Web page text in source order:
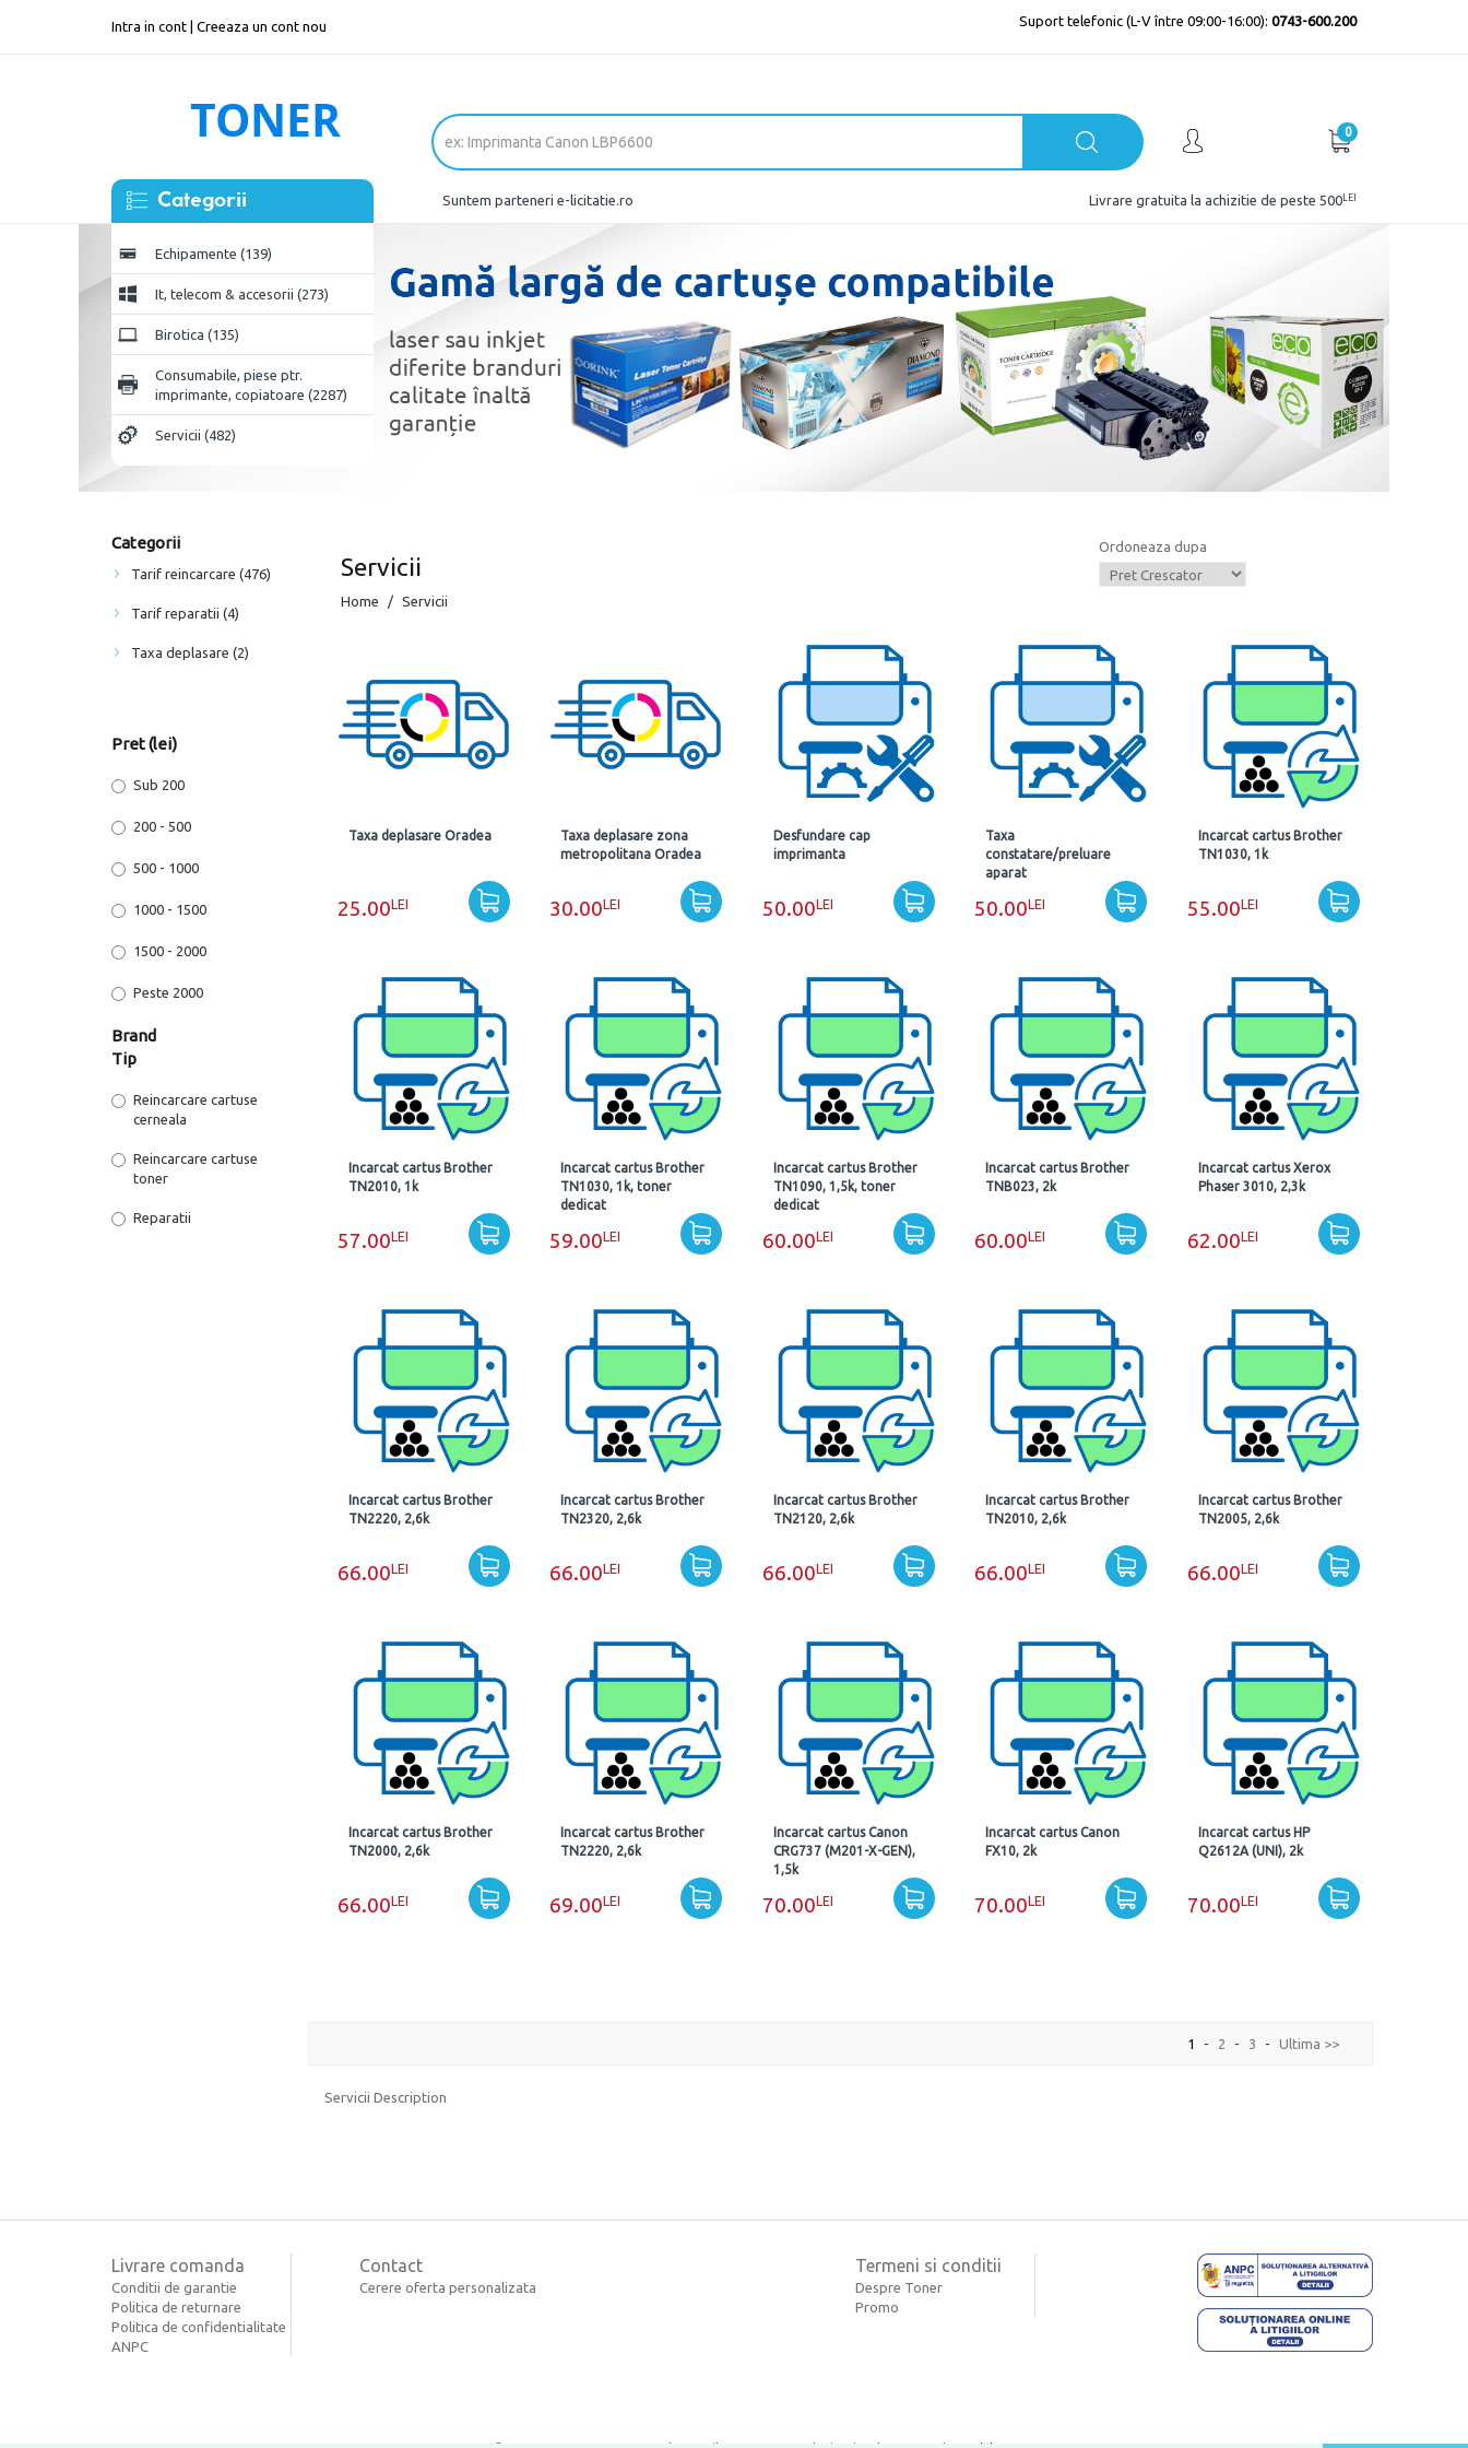
Intra in cont Creeaza un cont nou Suport telefonic (L-V între 09:00-16:00): 0743-600.200
0
Categorii
Echipamente (139)
It, telecom & accesorii (273)
Birotica (135)
Consumabile, piese ptr.
imprimante, copiatoare (2287)
Servicii (482)
Suntem parteneri e-licitatie.ro Livrare gratuita la achizitie de peste 500 LEI
Categorii
Tarif reincarcare (476)
Tarif reparatii (4)
Taxa deplasare (2)
Pret (lei)
Sub 200
200 - 500
500 - 1000
1000 - 1500
1500 - 2000
Peste 2000
Brand
Tip
Reincarcare cartuse
cerneala
Reincarcare cartuse
toner
Reparatii
Servicii
Home Servicii
Ordoneaza dupa
Taxa deplasare Oradea
25.00LEI
Taxa deplasare zona
metropolitana Oradea
30.00LEI
Desfundare cap
imprimanta
50.00LEI
Taxa
constatare/preluare
aparat
50.00LEI
Incarcat cartus Brother
TN1030, 1k
55.00LEI
Incarcat cartus Brother
TN2010, 1k
57.00LEI
Incarcat cartus Brother
TN1030, 1k, toner
dedicat
59.00LEI
Incarcat cartus Brother
TN1090, 1,5k, toner
dedicat
60.00LEI
Incarcat cartus Brother
TNB023, 2k
60.00LEI
Incarcat cartus Xerox
Phaser 3010, 2,3k
62.00LEI
Incarcat cartus Brother
TN2220, 2,6k
66.00LEI
Incarcat cartus Brother
TN2320, 2,6k
66.00LEI
Incarcat cartus Brother
TN2120, 2,6k
66.00LEI
Incarcat cartus Brother
TN2010, 2,6k
66.00LEI
Incarcat cartus Brother
TN2005, 2,6k
66.00LEI
Incarcat cartus Brother
TN2000, 2,6k
66.00LEI
Incarcat cartus Brother
TN2220, 2,6k
69.00LEI
Incarcat cartus Canon
CRG737 (M201-X-GEN),
1,5k
70.00LEI
Incarcat cartus Canon
FX10, 2k
70.00LEI
Incarcat cartus HP
Q2612A (UNI), 2k
70.00LEI
1 2 3 Ultima >>
Servicii Description
Livrare comanda
Conditii de garantie
Politica de returnare
Politica de confidentialitate
ANPC
Contact
Cerere oferta personalizata
Termeni si conditii
Despre Toner
Promo